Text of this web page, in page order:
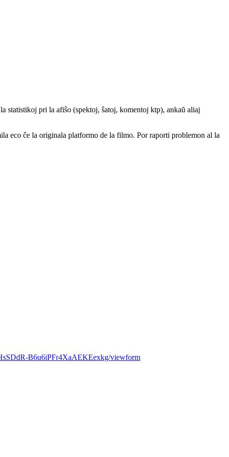
statistikoj pri la afiŝo (spektoj, ŝatoj, komentoj ktp), ankaŭ aliaj
eco ĉe la originala platformo de la filmo. Por raporti problemon al la
B6u6iPFr4XaAEKEexkg/viewform